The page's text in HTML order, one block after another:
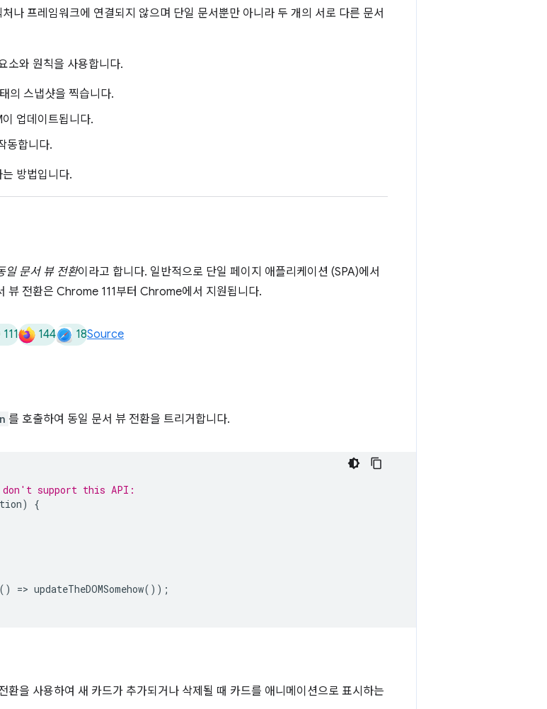
나 프레임워크에 연결되지 않으며 단일 문서뿐만 아니라 두 개의 서로 다른 문서
소와 원칙을 사용합니다.
의 스냅샷을 찍습니다.
업데이트됩니다.
동합니다.
방법입니다.
일 문서 뷰 전환이라고 합니다. 일반적으로 단일 페이지 애플리케이션 (SPA)에서
뷰 전환은 Chrome 111부터 Chrome에서 지원됩니다.
111 144 18Source
를 호출하여 동일 문서 뷰 전환을 트리거합니다.
support this API:
)
{
=> updateTheDOMSomehow());
환을 사용하여 새 카드가 추가되거나 삭제될 때 카드를 애니메이션으로 표시하는